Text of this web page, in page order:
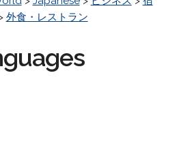
外食・レストラン